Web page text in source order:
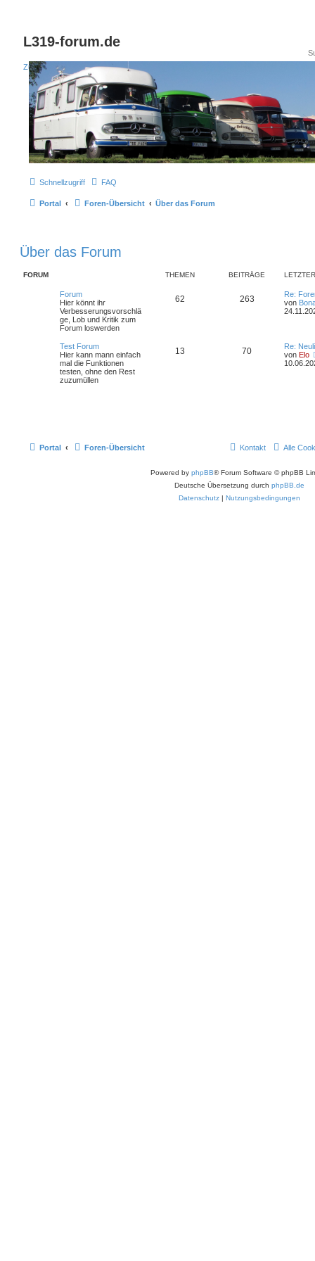
L319-forum.de
Zum Inhalt
Schnellzugriff FAQ
Portal Foren-Übersicht Über das Forum
Über das Forum
FORUM THEMEN BEITRÄGE
Forum
Hier könnt ihr
Verbesserungsvorschlä
ge, Lob und Kritik zum
Forum loswerden
62 263
Re:
von
Test Forum
Hier kann mann einfach
mal die Funktionen
testen, ohne den Rest
zuzumüllen
13 70
Re:
von Elo
Portal Foren-Übersicht Alle
Kontakt
Powered by phpBB® Forum Software © phpBB
Deutsche Übersetzung durch phpBB.de
Datenschutz | Nutzungsbedingungen